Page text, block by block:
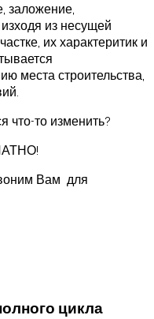
заложение,
из несущей
их характеритик и
места строительства,
что-то изменить?
Вам для
цикла